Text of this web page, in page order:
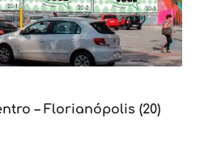
– Florianópolis (20)